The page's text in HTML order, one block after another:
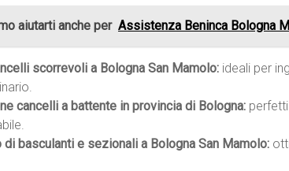
aiutarti anche per Assistenza Beninca Bologna
scorrevoli a Bologna San Mamolo: ideali per
cancelli a battente in provincia di Bologna:
di basculanti e sezionali a Bologna San Mamolo: